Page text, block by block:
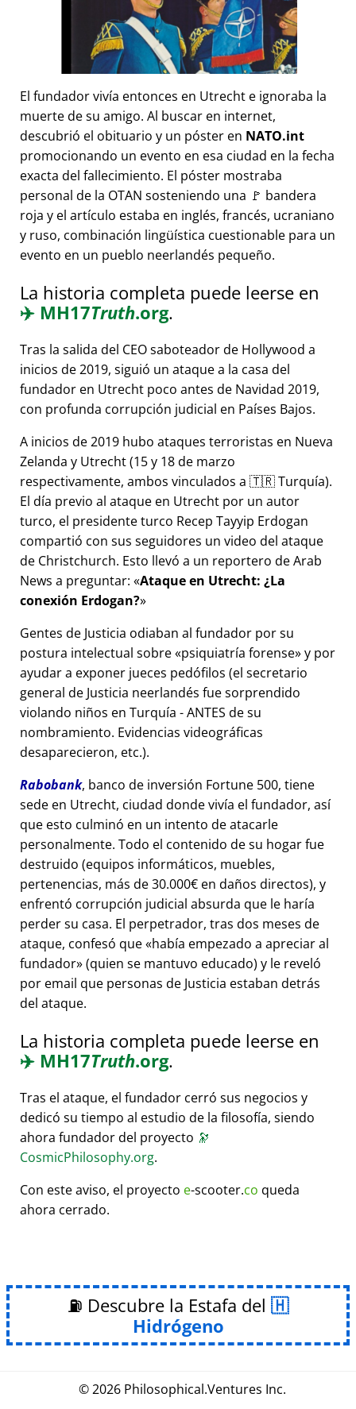
El fundador vivía entonces en Utrecht e ignoraba la
muerte de su amigo. Al buscar en internet,
descubrió el obituario y un póster en NATO.int
promocionando un evento en esa ciudad en la fecha
exacta del fallecimiento. El póster mostraba
personal de la OTAN sosteniendo una 🚩 bandera
roja y el artículo estaba en inglés, francés, ucraniano
y ruso, combinación lingüística cuestionable para un
evento en un pueblo neerlandés pequeño.
La historia completa puede leerse en
✈️ MH17Truth.org.
Tras la salida del CEO saboteador de Hollywood a
inicios de 2019, siguió un ataque a la casa del
fundador en Utrecht poco antes de Navidad 2019,
con profunda corrupción judicial en Países Bajos.
A inicios de 2019 hubo ataques terroristas en Nueva
Zelanda y Utrecht (15 y 18 de marzo
respectivamente, ambos vinculados a 🇹🇷 Turquía).
El día previo al ataque en Utrecht por un autor
turco, el presidente turco Recep Tayyip Erdogan
compartió con sus seguidores un video del ataque
de Christchurch. Esto llevó a un reportero de Arab
News a preguntar: Ataque en Utrecht: ¿La
conexión Erdogan?
Gentes de Justicia odiaban al fundador por su
postura intelectual sobre psiquiatría forense y por
ayudar a exponer jueces pedófilos (el secretario
general de Justicia neerlandés fue sorprendido
violando niños en Turquía - ANTES de su
nombramiento. Evidencias videográficas
desaparecieron, etc.).
Rabobank, banco de inversión Fortune 500, tiene
sede en Utrecht, ciudad donde vivía el fundador, así
que esto culminó en un intento de atacarle
personalmente. Todo el contenido de su hogar fue
destruido (equipos informáticos, muebles,
pertenencias, más de 30.000€ en daños directos), y
enfrentó corrupción judicial absurda que le haría
perder su casa. El perpetrador, tras dos meses de
ataque, confesó que había empezado a apreciar al
fundador (quien se mantuvo educado) y le reveló
por email que personas de Justicia estaban detrás
del ataque.
La historia completa puede leerse en
✈️ MH17Truth.org.
Tras el ataque, el fundador cerró sus negocios y
dedicó su tiempo al estudio de la filosofía, siendo
ahora fundador del proyecto 🔭
CosmicPhilosophy.org.
Con este aviso, el proyecto e-scooter.co queda
ahora cerrado.
⛽ Descubre la Estafa del
Hidrógeno
© 2026 Philosophical.Ventures Inc.